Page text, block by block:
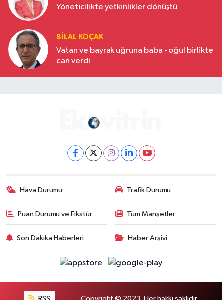
Yöneticilikte yetkinlikler dönüştü
BILAL KOÇAK
Vatan ve bayrak uğruna baba - oğul birlikte
can verdi
Hava Durumu Trafik Durumu
Puan Durumu ve Fikstür Tüm Manşetler
Son Dakika Haberleri Haber Arşivi
RSS Copyright © 2023. Her hakkı saklıdır.